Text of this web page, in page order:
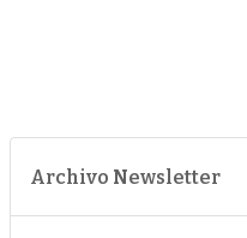
Archivo Newsletter